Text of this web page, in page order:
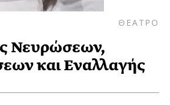
ΘΕΑΤΡΟ
Νευρώσεων,
και Εναλλαγής